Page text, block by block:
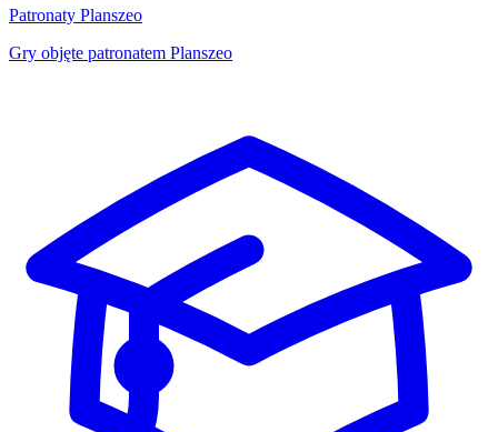
Patronaty Planszeo
Gry objęte patronatem Planszeo